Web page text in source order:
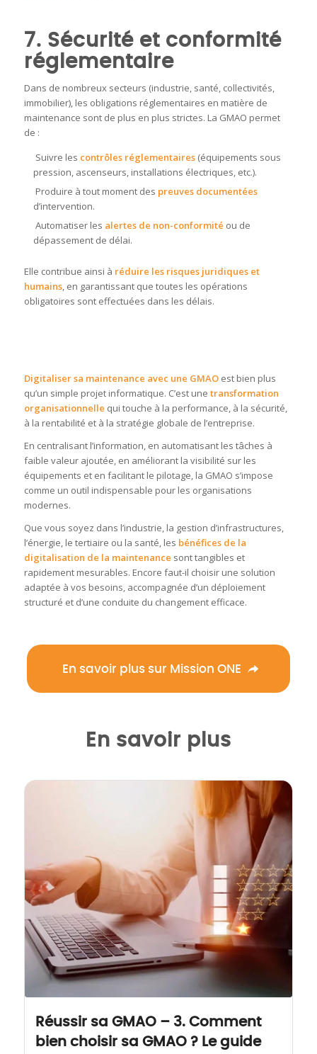
7. Sécurité et conformité
réglementaire
Dans de nombreux secteurs (industrie, santé, collectivités,
immobilier), les obligations réglementaires en matière de
maintenance sont de plus en plus strictes. La GMAO permet
de :
Suivre les contrôles réglementaires(équipements sous
pression, ascenseurs, installations électriques, etc.).
Produire à tout moment des preuves documentées
d’intervention.
Automatiser les alertes de non-conformité ou de
dépassement de délai.
Elle contribue ainsi à réduire les risques juridiques et
humains, en garantissant que toutes les opérations
obligatoires sont effectuées dans les délais.
Digitaliser sa maintenance avec une GMAOest bien plus
qu’un simple projet informatique. C’est une transformation
organisationnelle qui touche à la performance, à la sécurité,
à la rentabilité et à la stratégie globale de l’entreprise.
En centralisant l’information, en automatisant les tâches à
faible valeur ajoutée, en améliorant la visibilité sur les
équipements et en facilitant le pilotage, la GMAO s’impose
comme un outil indispensable pour les organisations
modernes.
Que vous soyez dans l’industrie, la gestion d’infrastructures,
l’énergie, le tertiaire ou la santé, les bénéfices de la
digitalisation de la maintenance sont tangibles et
rapidement mesurables. Encore faut-il choisir une solution
adaptée à vos besoins, accompagnée d’un déploiement
structuré et d’une conduite du changement efficace.
En savoir plus sur Mission ONE
En savoir plus
Réussir sa GMAO – 3. Comment
bien choisir sa GMAO ? Le guide